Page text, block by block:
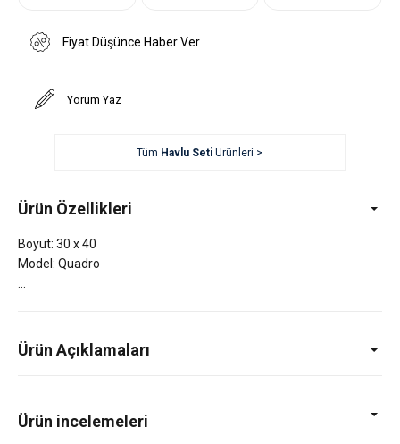
Fiyat Düşünce Haber Ver
Yorum Yaz
Tüm Havlu Seti Ürünleri >
Ürün Özellikleri
Boyut: 30 x 40
Model: Quadro
Ürün Açıklamaları